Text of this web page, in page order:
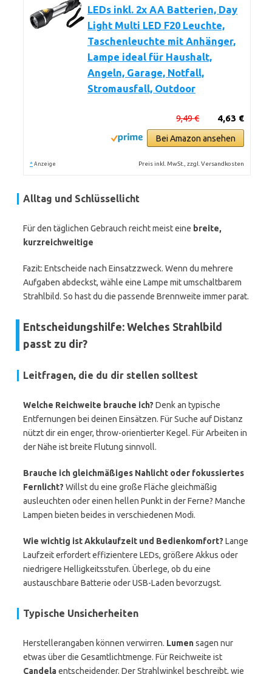
LEDs inkl. 2x AA Batterien, Day
Light Multi LED F20 Leuchte,
Taschenleuchte mit Anhänger,
Lampe ideal für Haushalt,
Angeln, Garage, Notfall,
Stromausfall, Outdoor
4,63 €
9,49 €
Bei Amazon ansehen
* Anzeige Preis inkl. MwSt., zzgl. Versandkosten
Alltag und Schlüssellicht
Für den täglichen Gebrauch reicht meist eine breite,
kurzreichweitige
Fazit: Entscheide nach Einsatzzweck. Wenn du mehrere
Aufgaben abdeckst, wähle eine Lampe mit umschaltbarem
Strahlbild. So hast du die passende Brennweite immer parat.
Entscheidungshilfe: Welches Strahlbild
passt zu dir?
Leitfragen, die du dir stellen solltest
Welche Reichweite brauche ich? Denk an typische
Entfernungen bei deinen Einsätzen. Für Suche auf Distanz
nützt dir ein enger, throw-orientierter Kegel. Für Arbeiten in
der Nähe ist breite Flutung sinnvoll.
Brauche ich gleichmäßiges Nahlicht oder fokussiertes
Fernlicht? Willst du eine große Fläche gleichmäßig
ausleuchten oder einen hellen Punkt in der Ferne? Manche
Lampen bieten beides in verschiedenen Modi.
Wie wichtig ist Akkulaufzeit und Bedienkomfort? Lange
Laufzeit erfordert effizientere LEDs, größere Akkus oder
niedrigere Helligkeitsstufen. Überlege, ob du eine
austauschbare Batterie oder USB-Laden bevorzugst.
Typische Unsicherheiten
Herstellerangaben können verwirren. Lumensagen nur
etwas über die Gesamtlichtmenge. Für Reichweite ist
Candelaentscheidender. Der Strahlwinkel beschreibt, wie